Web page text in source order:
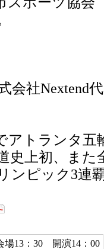
会社
アトランタ五
史上初、また
ンピック3連
場13：30 開演14：00